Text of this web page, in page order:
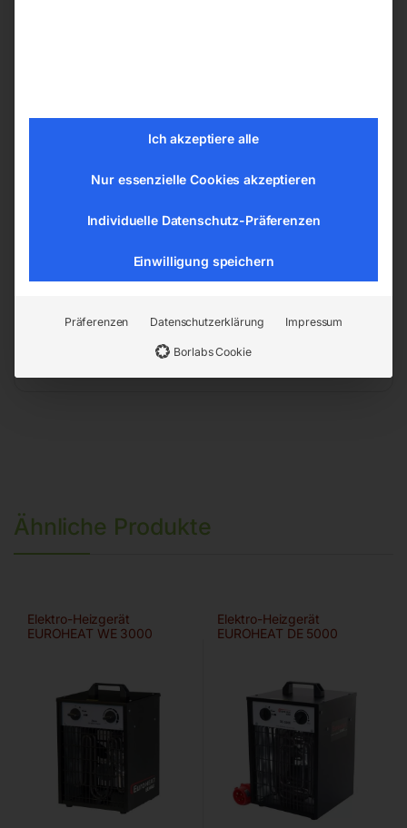
Vakuum max. 0,08 bar
gemessen bei + 23 °C
Gewicht (Netto) ca. 0,61 kg/m
4036351236252
Ventilatoren und Luftentfeuchter
Ähnliche Produkte
Elektro-Heizgerät
EUROHEAT WE 3000
Elektro-Heizgerät
EUROHEAT DE 5000
Ich akzeptiere alle
Nur essenzielle Cookies akzeptieren
Individuelle Datenschutz-Präferenzen
Einwilligung speichern
Präferenzen Datenschutzerklärung Impressum
Borlabs Cookie